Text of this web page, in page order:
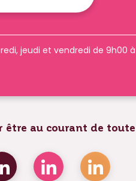
jeudi et vendredi de 9h00 à
être au courant de